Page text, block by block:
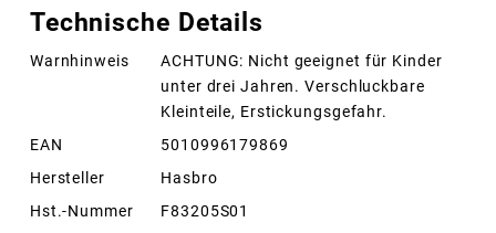
Technische Details
Warnhinweis
ACHTUNG: Nicht geeignet für Kinder
unter drei Jahren. Verschluckbare
Kleinteile, Erstickungsgefahr.
EAN
5010996179869
Hersteller
Hasbro
Hst.-Nummer
F83205S01